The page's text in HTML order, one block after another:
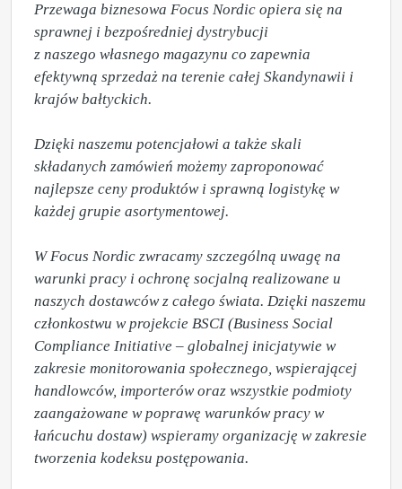
Przewaga biznesowa Focus Nordic opiera się na
sprawnej i bezpośredniej dystrybucji
z naszego własnego magazynu co zapewnia
efektywną sprzedaż na terenie całej Skandynawii i
krajów bałtyckich.
Dzięki naszemu potencjałowi a także skali
składanych zamówień możemy zaproponować
najlepsze ceny produktów i sprawną logistykę w
każdej grupie asortymentowej.
W Focus Nordic zwracamy szczególną uwagę na
warunki pracy i ochronę socjalną realizowane u
naszych dostawców z całego świata. Dzięki naszemu
członkostwu w projekcie BSCI (Business Social
Compliance Initiative – globalnej inicjatywie w
zakresie monitorowania społecznego, wspierającej
handlowców, importerów oraz wszystkie podmioty
zaangażowane w poprawę warunków pracy w
łańcuchu dostaw) wspieramy organizację w zakresie
tworzenia kodeksu postępowania.